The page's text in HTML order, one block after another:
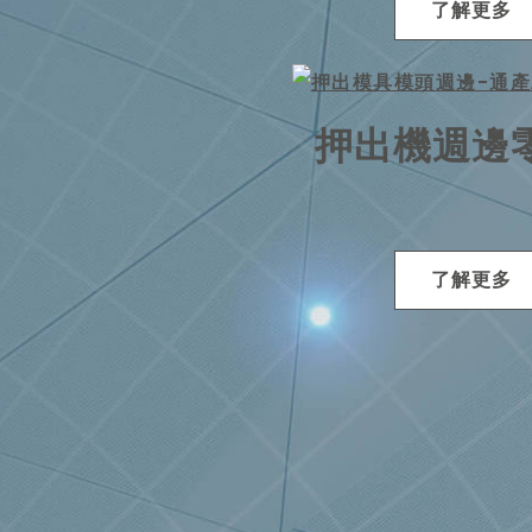
了解更多
押出機週邊
了解更多